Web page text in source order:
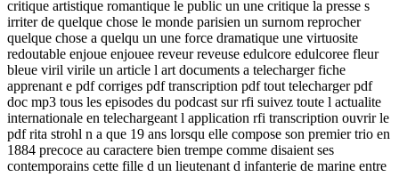
critique artistique romantique le public un une critique la presse s
irriter de quelque chose le monde parisien un surnom reprocher
quelque chose a quelqu un une force dramatique une virtuosite
redoutable enjoue enjouee reveur reveuse edulcore edulcoree fleur
bleue viril virile un article l art documents a telecharger fiche
apprenant e pdf corriges pdf transcription pdf tout telecharger pdf
doc mp3 tous les episodes du podcast sur rfi suivez toute l actualite
internationale en telechargeant l application rfi transcription ouvrir le
pdf rita strohl n a que 19 ans lorsqu elle compose son premier trio en
1884 precoce au caractere bien trempe comme disaient ses
contemporains cette fille d un lieutenant d infanterie de marine entre